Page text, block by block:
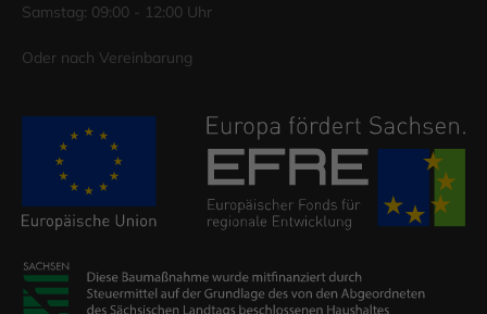
Samstag: 09:00 - 12:00 Uhr
Oder nach Vereinbarung